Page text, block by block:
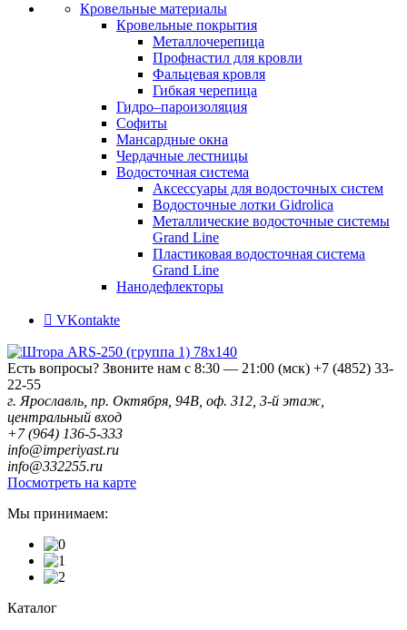
Кровельные материалы
Кровельные покрытия
Металлочерепица
Профнастил для кровли
Фальцевая кровля
Гибкая черепица
Гидро–пароизоляция
Софиты
Мансардные окна
Чердачные лестницы
Водосточная система
Аксессуары для водосточных систем
Водосточные лотки Gidrolica
Металлические водосточные системы
Grand Line
Пластиковая водосточная система
Grand Line
Нанодефлекторы
VKontakte
Есть вопросы? Звоните нам с 8:30 — 21:00 (мск) +7 (4852) 33-
22-55
г. Ярославль, пр. Октября, 94В, оф. 312, 3-й этаж,
центральный вход
+7 (964) 136-5-333
info@imperiyast.ru
info@332255.ru
Посмотреть на карте
Мы принимаем:
Каталог